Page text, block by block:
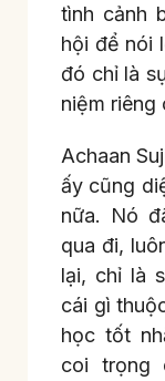
tình cảnh
hội để nói
đó chỉ là
niệm riêng
Achaan
ấy cũng
nữa. Nó
qua đi,
lại, chỉ là
cái gì
học tốt
coi trọng